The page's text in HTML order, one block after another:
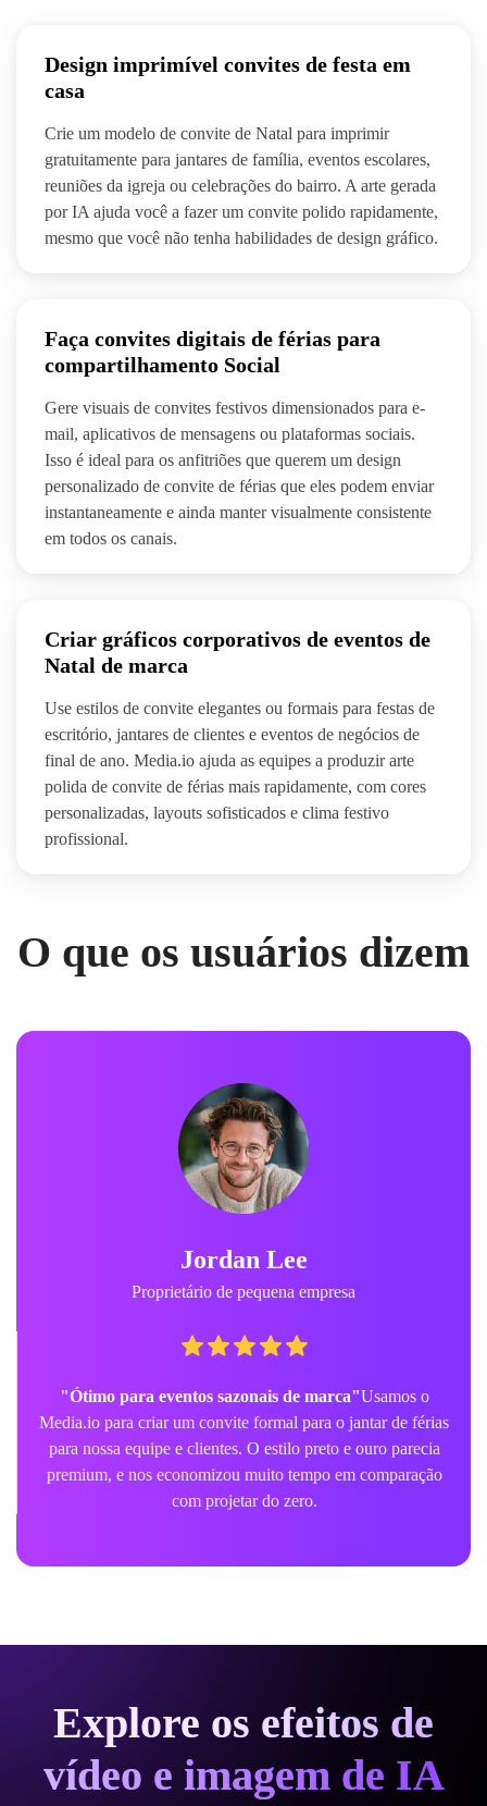
Design imprimível convites de festa em
casa
Crie um modelo de convite de Natal para imprimir
gratuitamente para jantares de família, eventos escolares,
reuniões da igreja ou celebrações do bairro. A arte gerada
por IA ajuda você a fazer um convite polido rapidamente,
mesmo que você não tenha habilidades de design gráfico.
Faça convites digitais de férias para
compartilhamento Social
Gere visuais de convites festivos dimensionados para e-
mail, aplicativos de mensagens ou plataformas sociais.
Isso é ideal para os anfitriões que querem um design
personalizado de convite de férias que eles podem enviar
instantaneamente e ainda manter visualmente consistente
em todos os canais.
Criar gráficos corporativos de eventos de
Natal de marca
Use estilos de convite elegantes ou formais para festas de
escritório, jantares de clientes e eventos de negócios de
final de ano. Media.io ajuda as equipes a produzir arte
polida de convite de férias mais rapidamente, com cores
personalizadas, layouts sofisticados e clima festivo
profissional.
O que os usuários dizem
Jordan Lee
Proprietário de pequena empresa
"Ótimo para eventos sazonais de marca"Usamos o
Media.io para criar um convite formal para o jantar de férias
para nossa equipe e clientes. O estilo preto e ouro parecia
premium, e nos economizou muito tempo em comparação
com projetar do zero.
Explore os efeitos de
vídeo e imagem de IA